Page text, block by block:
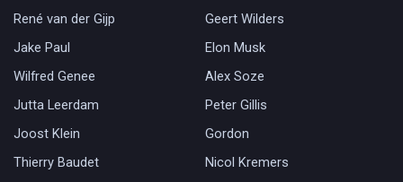
René van der Gijp
Geert Wilders
Jake Paul
Elon Musk
Wilfred Genee
Alex Soze
Jutta Leerdam
Peter Gillis
Joost Klein
Gordon
Thierry Baudet
Nicol Kremers